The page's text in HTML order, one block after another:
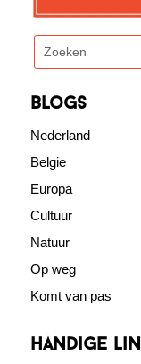
blogs
Nederland
Belgie
Europa
Cultuur
Natuur
Op weg
Komt van pas
Handige